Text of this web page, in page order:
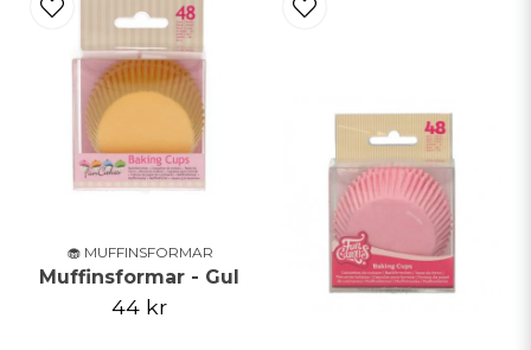
🧁 MUFFINSFORMAR
Muffinsformar - Gul
44 kr